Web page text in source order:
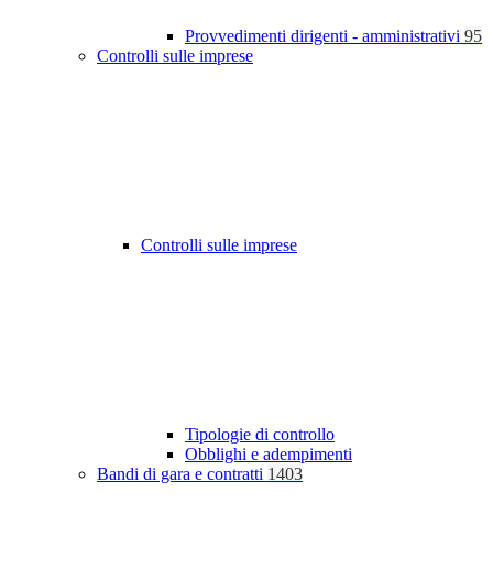
Provvedimenti dirigenti - amministrativi 95
Controlli sulle imprese
Controlli sulle imprese
Tipologie di controllo
Obblighi e adempimenti
Bandi di gara e contratti 1403